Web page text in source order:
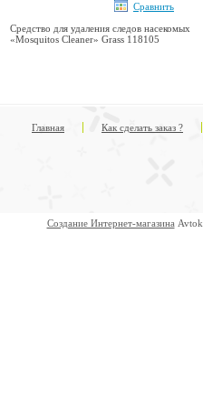
Сравнить
Средство для удаления следов насекомых
«Mosquitos Cleaner» Grass 118105
Главная Как сделать заказ ?
Создание Интернет-магазина